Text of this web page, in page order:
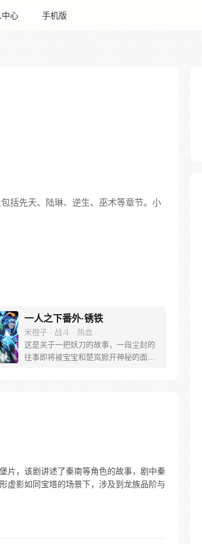
中心 手机版
括先天、陆琳、逆生、巫术等章节。小
一人之下番外·锈铁
米橙子 · 战斗 · 热血
这是关于一把妖刀的故事，一段尘封的
往事即将被宝宝和楚岚掀开神秘的面
片，该剧讲述了秦南等角色的故事，剧中秦
虚影如同宝塔的场景下，涉及到龙族品阶与